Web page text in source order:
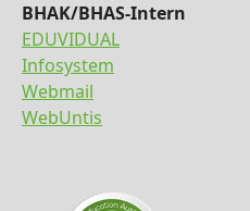
BHAK/BHAS-Intern
EDUVIDUAL
Infosystem
Webmail
WebUntis